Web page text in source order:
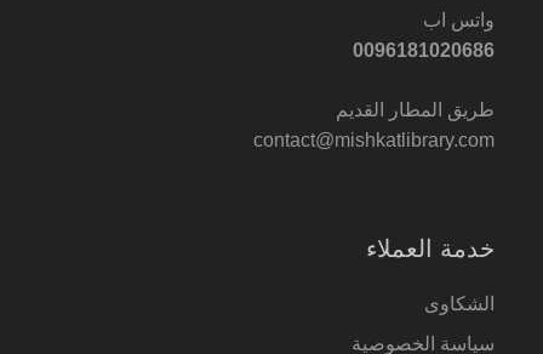
واتس اب
0096181020686
طريق المطار القديم
contact@mishkatlibrary.com
خدمة العملاء
الشكاوى
سياسة الخصوصية